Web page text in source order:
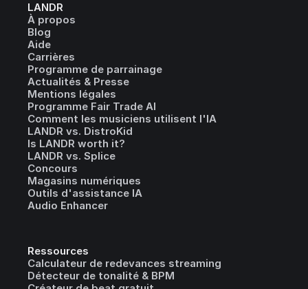
LANDR
À propos
Blog
Aide
Carrières
Programme de parrainage
Actualités & Presse
Mentions légales
Programme Fair Trade AI
Comment les musiciens utilisent l'IA
LANDR vs. DistroKid
Is LANDR worth it?
LANDR vs. Splice
Concours
Magasins numériques
Outils d'assistance IA
Audio Enhancer
Ressources
Calculateur de redevances streaming
Détecteur de tonalité & BPM